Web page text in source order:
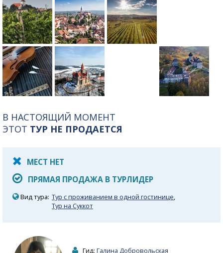
В НАСТОЯЩИЙ МОМЕНТ
ЭТОТ ТУР НЕ ПРОДАЕТСЯ
МЕСТ НЕТ
ПРЯМАЯ ПРОДАЖА В ТУРЛИДЕР
Вид тура: Тур с проживанием в одной гостинице,
Тур на Суккот
Гид: Галина Добровольская